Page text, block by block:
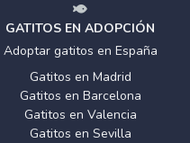
GATITOS EN ADOPCIÓN
Adoptar gatitos en España
Gatitos en Madrid
Gatitos en Barcelona
Gatitos en Valencia
Gatitos en Sevilla